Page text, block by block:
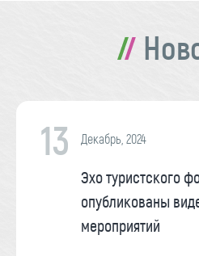
13 Декабрь, 2024
Эхо туристского
опубликованы
мероприятий